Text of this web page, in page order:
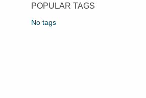
POPULAR TAGS
No tags